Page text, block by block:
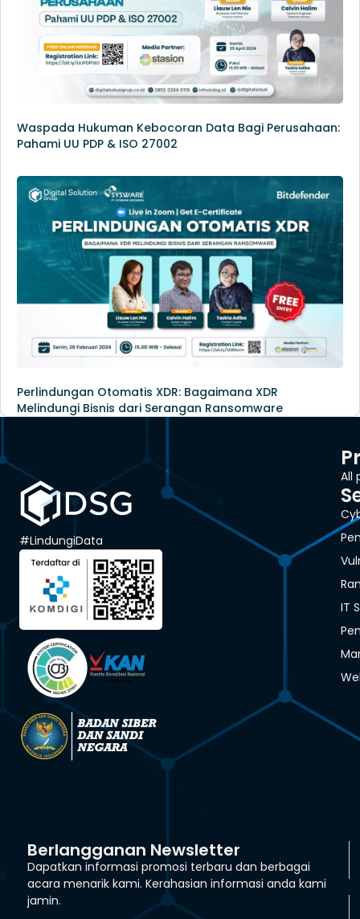
Waspada Hukuman Kebocoran Data Bagi Perusahaan:
Pahami UU PDP & ISO 27002
Perlindungan Otomatis XDR: Bagaimana XDR
Melindungi Bisnis dari Serangan Ransomware
#LindungiData
All
IT
Berlangganan Newsletter
Dapatkan informasi promosi terbaru dan berbagai
acara menarik kami. Kerahasian informasi anda kami
jamin.